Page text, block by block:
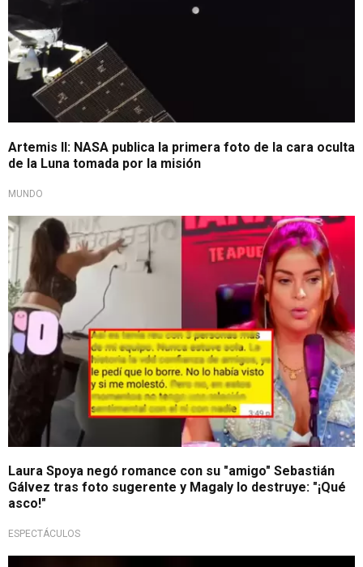
Artemis II: NASA publica la primera foto de la cara oculta
de la Luna tomada por la misión
MUNDO
¡Desmintió rumores!
Laura Spoya negó romance con su "amigo" Sebastián
Gálvez tras foto sugerente y Magaly lo destruye: "¡Qué
asco!"
ESPECTÁCULOS